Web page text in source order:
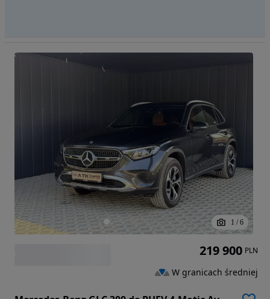
1 / 6
219 900 PLN
W granicach średniej